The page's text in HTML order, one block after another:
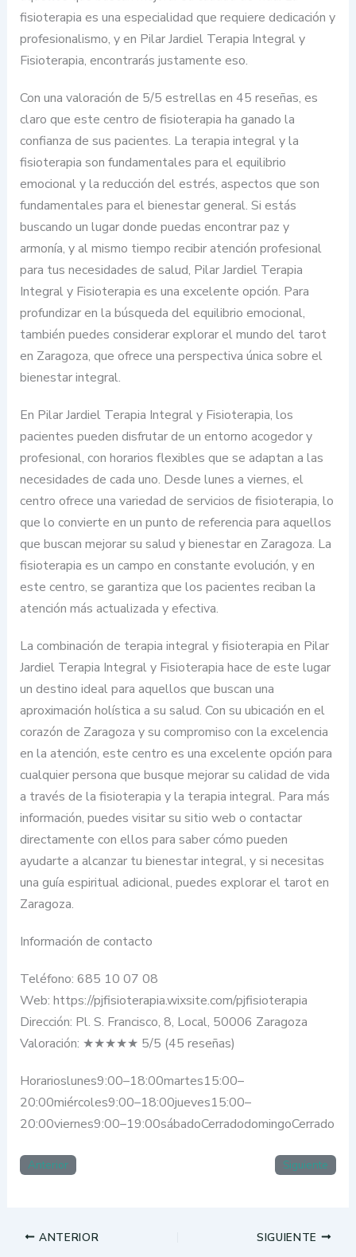
fisioterapia es una especialidad que requiere dedicación y
profesionalismo, y en Pilar Jardiel Terapia Integral y
Fisioterapia, encontrarás justamente eso.
Con una valoración de 5/5 estrellas en 45 reseñas, es
claro que este centro de fisioterapia ha ganado la
confianza de sus pacientes. La terapia integral y la
fisioterapia son fundamentales para el equilibrio
emocional y la reducción del estrés, aspectos que son
fundamentales para el bienestar general. Si estás
buscando un lugar donde puedas encontrar paz y
armonía, y al mismo tiempo recibir atención profesional
para tus necesidades de salud, Pilar Jardiel Terapia
Integral y Fisioterapia es una excelente opción. Para
profundizar en la búsqueda del equilibrio emocional,
también puedes considerar explorar el mundo del tarot
en Zaragoza, que ofrece una perspectiva única sobre el
bienestar integral.
En Pilar Jardiel Terapia Integral y Fisioterapia, los
pacientes pueden disfrutar de un entorno acogedor y
profesional, con horarios flexibles que se adaptan a las
necesidades de cada uno. Desde lunes a viernes, el
centro ofrece una variedad de servicios de fisioterapia, lo
que lo convierte en un punto de referencia para aquellos
que buscan mejorar su salud y bienestar en Zaragoza. La
fisioterapia es un campo en constante evolución, y en
este centro, se garantiza que los pacientes reciban la
atención más actualizada y efectiva.
La combinación de terapia integral y fisioterapia en Pilar
Jardiel Terapia Integral y Fisioterapia hace de este lugar
un destino ideal para aquellos que buscan una
aproximación holística a su salud. Con su ubicación en el
corazón de Zaragoza y su compromiso con la excelencia
en la atención, este centro es una excelente opción para
cualquier persona que busque mejorar su calidad de vida
a través de la fisioterapia y la terapia integral. Para más
información, puedes visitar su sitio web o contactar
directamente con ellos para saber cómo pueden
ayudarte a alcanzar tu bienestar integral, y si necesitas
una guía espiritual adicional, puedes explorar el tarot en
Zaragoza.
Información de contacto
Teléfono: 685 10 07 08
Web: https://pjfisioterapia.wixsite.com/pjfisioterapia
Dirección: Pl. S. Francisco, 8, Local, 50006 Zaragoza
Valoración: ★★★★★ 5/5 (45 reseñas)
Horarioslunes9:00–18:00martes15:00–
20:00miércoles9:00–18:00jueves15:00–
20:00viernes9:00–19:00sábadoCerradodomingoCerrado
Anterior Siguiente
ANTERIOR SIGUIENTE